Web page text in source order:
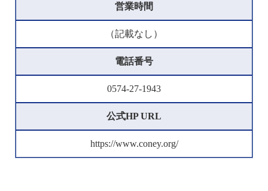
営業時間
（記載なし）
電話番号
0574-27-1943
公式HP URL
https://www.coney.org/